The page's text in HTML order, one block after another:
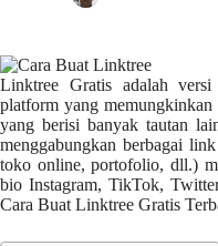
Linktree Gratis adalah
platform yang
yang berisi banyak tautan
menggabungkan berbagai
toko online, portofolio, dll.)
bio Instagram, TikTok,
Cara Buat Linktree Gratis